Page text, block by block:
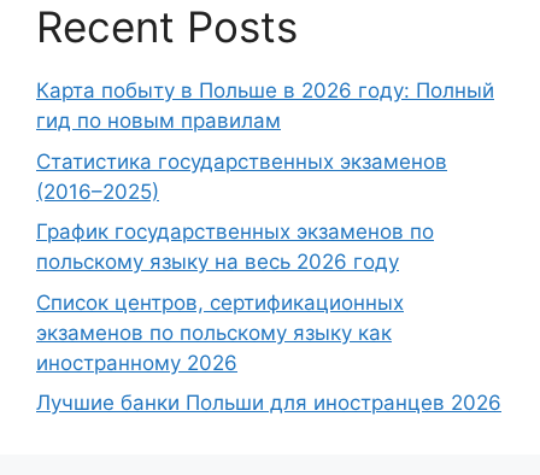
Recent Posts
Карта побыту в Польше в 2026 году: Полный
гид по новым правилам
Статистика государственных экзаменов
(2016–2025)
График государственных экзаменов по
польскому языку на весь 2026 году
Список центров, сертификационных
экзаменов по польскому языку как
иностранному 2026
Лучшие банки Польши для иностранцев 2026